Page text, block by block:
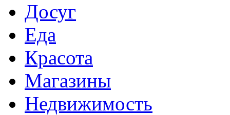
Досуг
Еда
Красота
Магазины
Недвижимость